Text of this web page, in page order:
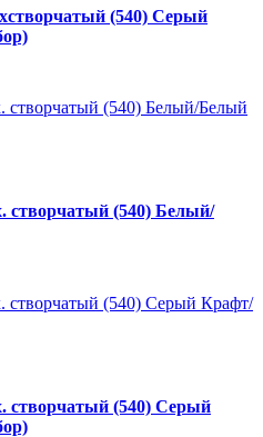
(540) Серый
створчатый (540) Белый/
створчатый (540) Серый